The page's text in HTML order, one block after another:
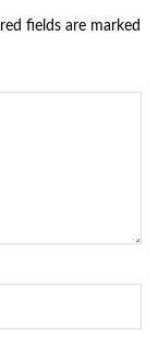
fields are marked